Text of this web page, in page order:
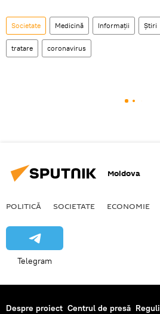
Societate Medicină Informații Știri
tratare coronavirus
Moldova
POLITICĂ SOCIETATE ECONOMIE
Telegram
Despre proiect Centrul de presă Reguli